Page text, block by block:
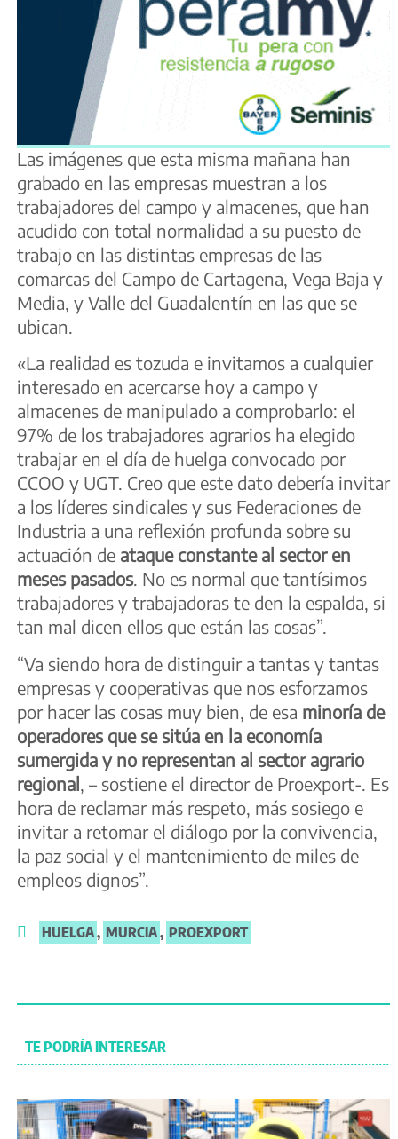
Las imágenes que esta misma mañana han
grabado en las empresas muestran a los
trabajadores del campo y almacenes, que han
acudido con total normalidad a su puesto de
trabajo en las distintas empresas de las
comarcas del Campo de Cartagena, Vega Baja y
Media, y Valle del Guadalentín en las que se
ubican.
«La realidad es tozuda e invitamos a cualquier
interesado en acercarse hoy a campo y
almacenes de manipulado a comprobarlo: el
97% de los trabajadores agrarios ha elegido
trabajar en el día de huelga convocado por
CCOO y UGT. Creo que este dato debería invitar
a los líderes sindicales y sus Federaciones de
Industria a una reflexión profunda sobre su
actuación de ataque constante al sector en
meses pasados. No es normal que tantísimos
trabajadores y trabajadoras te den la espalda, si
tan mal dicen ellos que están las cosas”.
“Va siendo hora de distinguir a tantas y tantas
empresas y cooperativas que nos esforzamos
por hacer las cosas muy bien, de esa minoría de
operadores que se sitúa en la economía
sumergida y no representan al sector agrario
regional , – sostiene el director de Proexport-. Es
hora de reclamar más respeto, más sosiego e
invitar a retomar el diálogo por la convivencia,
la paz social y el mantenimiento de miles de
empleos dignos”.
HUELGA, MURCIA, PROEXPORT
TE PODRÍA INTERESAR